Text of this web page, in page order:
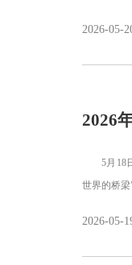
2026-05-
2026
5月18日
世界的桥
2026-05-